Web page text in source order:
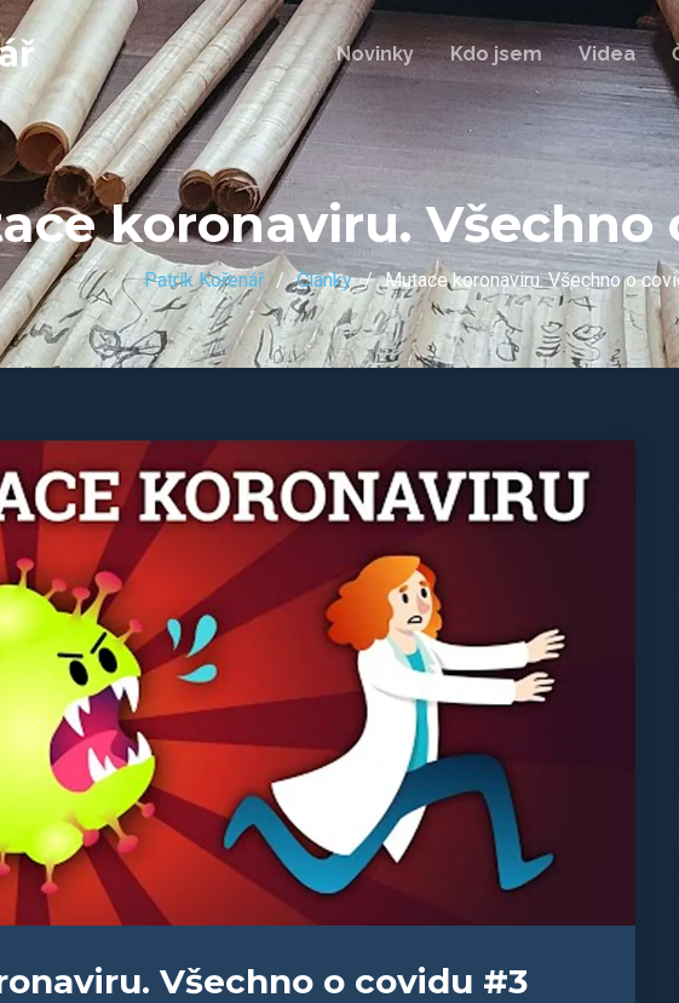
Novinky Kdo jsem Videa
koronaviru. Všechno
Patrik Kořenář Články Mutace koronaviru. Všechno o
Všechno o covidu #3